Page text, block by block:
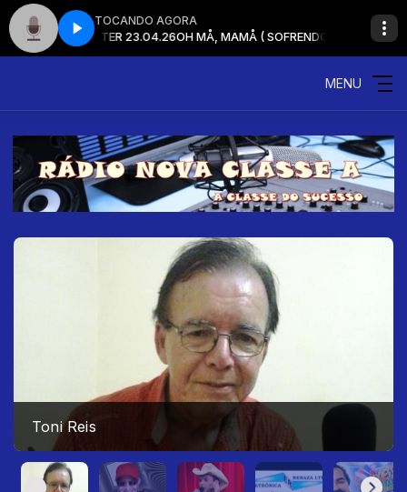
TOCANDO AGORA
LIMA - MASTER 23.04.26OH MÅ, MAMÅ ( SOFRENDO DE AMOR )
MENU
Toni Reis